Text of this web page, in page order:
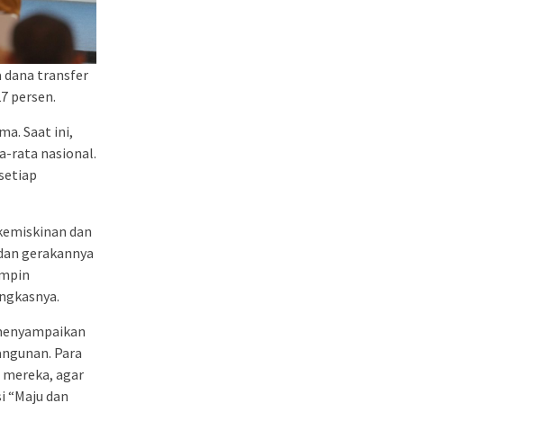
dana transfer
persen.
Saat ini,
rata nasional.
dan
gerakannya
Para
agar
“Maju dan